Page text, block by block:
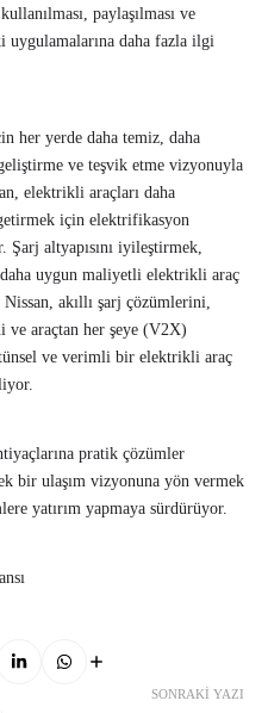
paylaşılması ve
uygulamalarına daha fazla ilgi
her yerde daha temiz, daha
ve teşvik etme vizyonuyla
elektrikli araçları daha
için elektrifikasyon
altyapısını iyileştirmek,
uygun maliyetli elektrikli araç
akıllı şarj çözümlerini,
ve araçtan her şeye (V2X)
ve verimli bir elektrikli araç
pratik çözümler
bir ulaşım vizyonuna yön vermek
yatırım yapmaya sürdürüyor.
SONRAKI YAZI